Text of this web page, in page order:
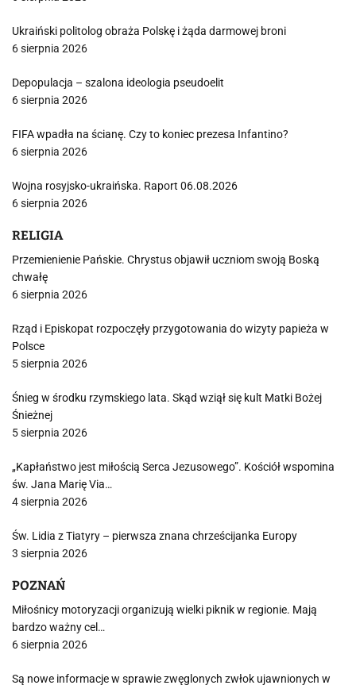
Ukraiński politolog obraża Polskę i żąda darmowej broni
6 sierpnia 2026
Depopulacja – szalona ideologia pseudoelit
6 sierpnia 2026
FIFA wpadła na ścianę. Czy to koniec prezesa Infantino?
6 sierpnia 2026
Wojna rosyjsko-ukraińska. Raport 06.08.2026
6 sierpnia 2026
RELIGIA
Przemienienie Pańskie. Chrystus objawił uczniom swoją Boską
chwałę
6 sierpnia 2026
Rząd i Episkopat rozpoczęły przygotowania do wizyty papieża w
Polsce
5 sierpnia 2026
Śnieg w środku rzymskiego lata. Skąd wziął się kult Matki Bożej
Śnieżnej
5 sierpnia 2026
„Kapłaństwo jest miłością Serca Jezusowego”. Kościół wspomina
św. Jana Marię Via…
4 sierpnia 2026
Św. Lidia z Tiatyry – pierwsza znana chrześcijanka Europy
3 sierpnia 2026
POZNAŃ
Miłośnicy motoryzacji organizują wielki piknik w regionie. Mają
bardzo ważny cel…
6 sierpnia 2026
Są nowe informacje w sprawie zwęglonych zwłok ujawnionych w